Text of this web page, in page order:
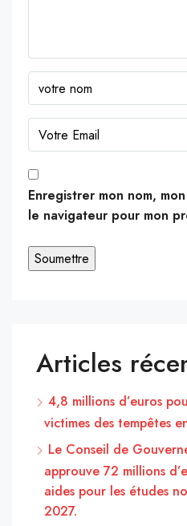
Enregistrer mon nom,
le navigateur pour mon
Articles
4,8 millions d’euros
victimes des tempêtes
Le Conseil de
approuve 72 millions
aides pour les études
2027.